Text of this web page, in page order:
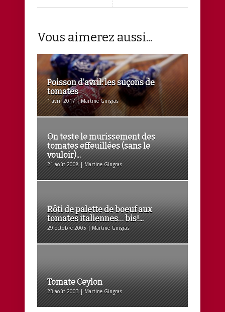
Vous aimerez aussi...
Poisson d’avril: les suçons de
tomates
1 avril 2017 | Martine Gingras
On teste le murissement des
tomates effeuillées (sans le
vouloir)...
21 août 2008 | Martine Gingras
Rôti de palette de boeuf aux
tomates italiennes… bis!...
29 octobre 2005 | Martine Gingras
Tomate Ceylon
23 août 2003 | Martine Gingras